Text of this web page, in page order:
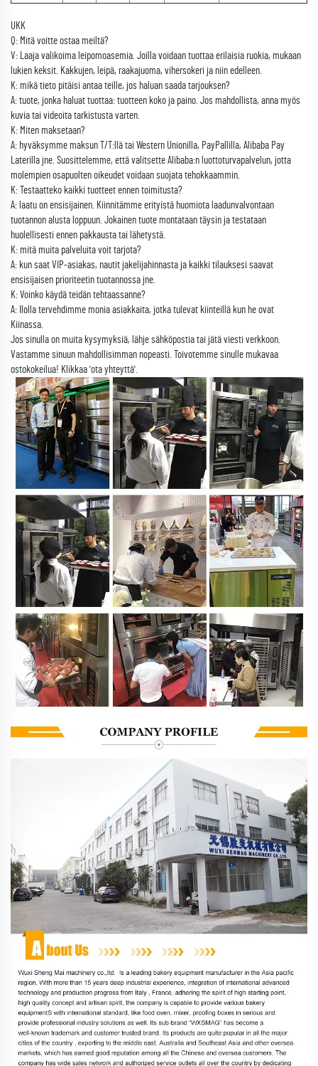
UKK
Q: Mitä voitte ostaa meiltä?
V: Laaja valikoima leipomoasemia. Joilla voidaan tuottaa erilaisia ruokia, mukaan
lukien keksit. Kakkujen, leipä, raakajuoma, vihersokeri ja niin edelleen.
K: mikä tieto pitäisi antaa teille, jos haluan saada tarjouksen?
A: tuote, jonka haluat tuottaa: tuotteen koko ja paino. Jos mahdollista, anna myös
kuvia tai videoita tarkistusta varten.
K: Miten maksetaan?
A: hyväksymme maksun T/T:llä tai Western Unionilla, PayPallilla, Alibaba Pay
Laterilla jne. Suosittelemme, että valitsette Alibaba:n luottoturvapalvelun, jotta
molempien osapuolten oikeudet voidaan suojata tehokkaammin.
K: Testaatteko kaikki tuotteet ennen toimitusta?
A: laatu on ensisijainen. Kiinnitämme erityistä huomiota laadunvalvontaan
tuotannon alusta loppuun. Jokainen tuote montataan täysin ja testataan
huolellisesti ennen pakkausta tai lähetystä.
K: mitä muita palveluita voit tarjota?
A: kun saat VIP-asiakas, nautit jakelijahinnasta ja kaikki tilauksesi saavat
ensisijaisen prioriteetin tuotannossa jne.
K: Voinko käydä teidän tehtaassanne?
A: Ilolla tervehdimme monia asiakkaita, jotka tulevat kiinteillä kun he ovat
Kiinassa.
Jos sinulla on muita kysymyksiä, lähje sähköpostia tai jätä viesti verkkoon.
Vastamme sinuun mahdollisimman nopeasti. Toivotemme sinulle mukavaa
ostokokeilua! Klikkaa 'ota yhteyttä'.